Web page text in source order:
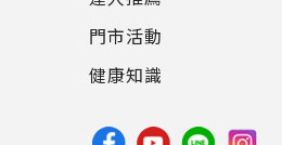
門市活動
健康知識